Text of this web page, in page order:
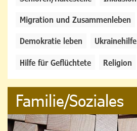
Migration und Zusammenleben
Demokratie leben Ukrainehilfe
Hilfe für Geflüchtete Religion
Familie/Soziales